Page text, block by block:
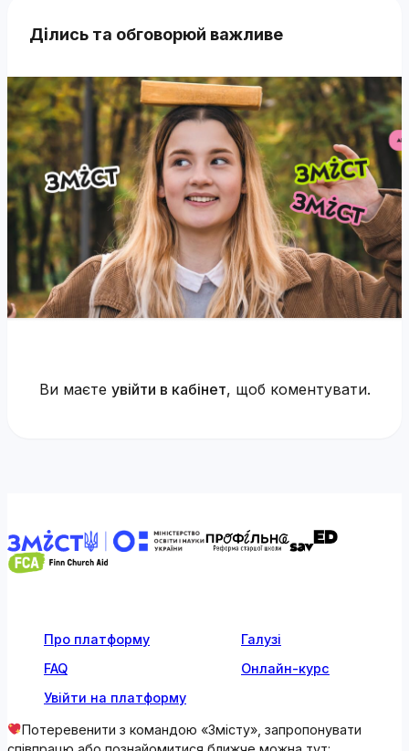
Ділись та обговорюй важливе
Ви маєте увійти в кабінет, щоб коментувати.
Про платформу
Галузі
FAQ
Онлайн-курс
Увійти на платформу
Потеревенити з командою «Змісту», запропонувати